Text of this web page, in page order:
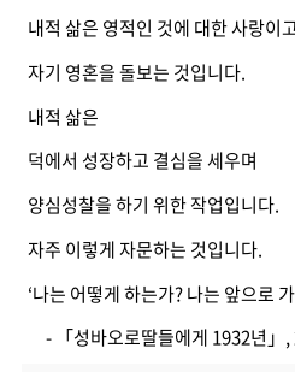
내적 삶은 영적인 것에 대한 사랑이
자기 영혼을 돌보는 것입니다.
내적 삶은
덕에서 성장하고 결심을 세우며
양심성찰을 하기 위한 작업입니다.
자주 이렇게 자문하는 것입니다.
‘나는 어떻게 하는가? 나는 앞으로
- 「성바오로딸들에게 1932년」,